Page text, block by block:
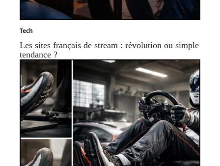
Tech
Les sites français de stream : révolution ou simple
tendance ?